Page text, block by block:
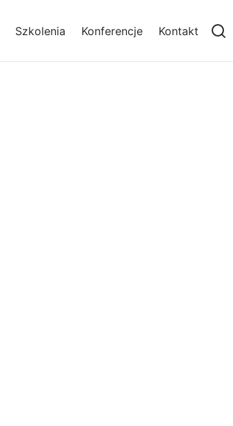
Szkolenia Konferencje Kontakt